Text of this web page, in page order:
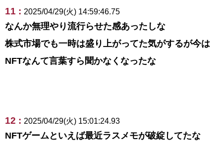
11 : 2025/04/29(火) 14:59:46.75
なんか無理やり流行らせた感あったしな
株式市場でも一時は盛り上がってた気がするが今は
NFTなんて言葉すら聞かなくなったな
12 : 2025/04/29(火) 15:01:24.93
NFTゲームといえば最近ラスメモが破綻してたな